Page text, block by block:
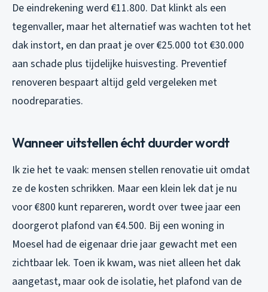
De eindrekening werd €11.800. Dat klinkt als een
tegenvaller, maar het alternatief was wachten tot het
dak instort, en dan praat je over €25.000 tot €30.000
aan schade plus tijdelijke huisvesting. Preventief
renoveren bespaart altijd geld vergeleken met
noodreparaties.
Wanneer uitstellen écht duurder wordt
Ik zie het te vaak: mensen stellen renovatie uit omdat
ze de kosten schrikken. Maar een klein lek dat je nu
voor €800 kunt repareren, wordt over twee jaar een
doorgerot plafond van €4.500. Bij een woning in
Moesel had de eigenaar drie jaar gewacht met een
zichtbaar lek. Toen ik kwam, was niet alleen het dak
aangetast, maar ook de isolatie, het plafond van de